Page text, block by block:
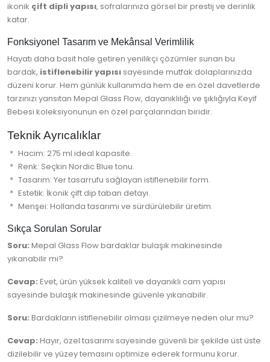
ikonik çift dipli yapısı, sofralarınıza görsel bir prestij ve derinlik
katar.
Fonksiyonel Tasarım ve Mekânsal Verimlilik
Hayatı daha basit hale getiren yenilikçi çözümler sunan bu
bardak, istiflenebilir yapısı sayesinde mutfak dolaplarınızda
düzeni korur. Hem günlük kullanımda hem de en özel davetlerde
tarzınızı yansıtan Mepal Glass Flow, dayanıklılığı ve şıklığıyla Keyif
Bebesi koleksiyonunun en özel parçalarından biridir.
Teknik Ayrıcalıklar
Hacim: 275 ml ideal kapasite.
Renk: Seçkin Nordic Blue tonu.
Tasarım: Yer tasarrufu sağlayan istiflenebilir form.
Estetik: İkonik çift dip taban detayı.
Menşei: Hollanda tasarımı ve sürdürülebilir üretim.
Sıkça Sorulan Sorular
Soru: Mepal Glass Flow bardaklar bulaşık makinesinde
yıkanabilir mi?
Cevap: Evet, ürün yüksek kaliteli ve dayanıklı cam yapısı
sayesinde bulaşık makinesinde güvenle yıkanabilir.
Soru: Bardakların istiflenebilir olması çizilmeye neden olur mu?
Cevap: Hayır, özel tasarımı sayesinde güvenli bir şekilde üst üste
dizilebilir ve yüzey temasını optimize ederek formunu korur.